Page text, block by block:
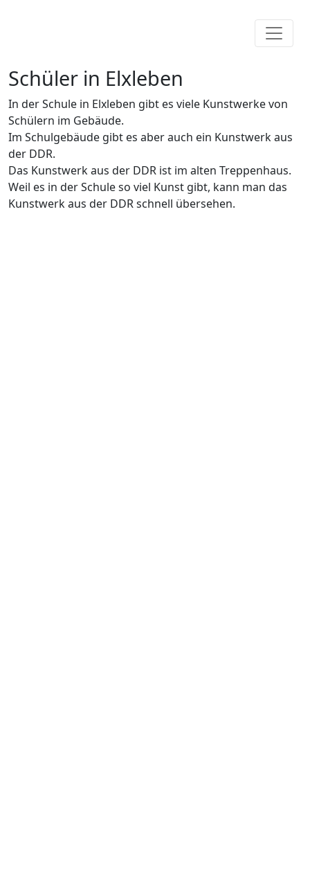
Schüler in Elxleben
In der Schule in Elxleben gibt es viele Kunstwerke von
Schülern im Gebäude.
Im Schulgebäude gibt es aber auch ein Kunstwerk aus
der DDR.
Das Kunstwerk aus der DDR ist im alten Treppenhaus.
Weil es in der Schule so viel Kunst gibt, kann man das
Kunstwerk aus der DDR schnell übersehen.